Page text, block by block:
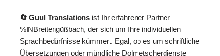
🔄 Guul Translations ist Ihr erfahrener Partner
%INBreitengüßbach, der sich um Ihre individuellen
Sprachbedürfnisse kümmert. Egal, ob es um schriftliche
Übersetzungen oder mündliche Dolmetscherdienste